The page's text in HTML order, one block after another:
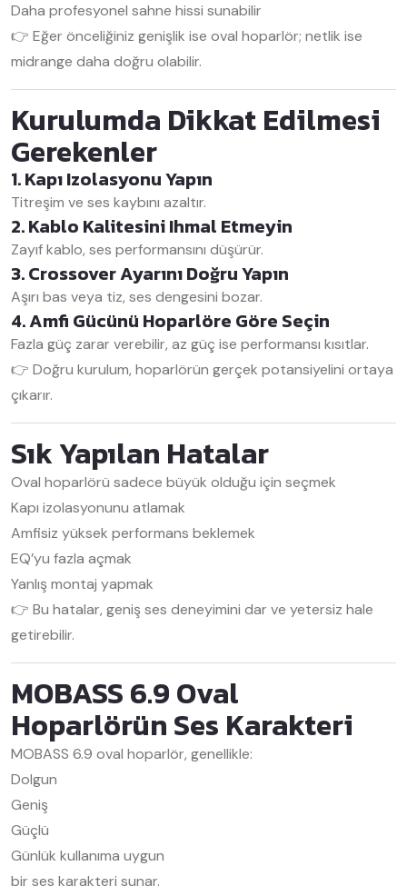
Daha profesyonel sahne hissi sunabilir
👉 Eğer önceliğiniz genişlik ise oval hoparlör; netlik ise
midrange daha doğru olabilir.
Kurulumda Dikkat Edilmesi
Gerekenler
1. Kapı Izolasyonu Yapın
Titreşim ve ses kaybını azaltır.
2. Kablo Kalitesini Ihmal Etmeyin
Zayıf kablo, ses performansını düşürür.
3. Crossover Ayarını Doğru Yapın
Aşırı bas veya tiz, ses dengesini bozar.
4. Amfi Gücünü Hoparlöre Göre Seçin
Fazla güç zarar verebilir, az güç ise performansı kısıtlar.
👉 Doğru kurulum, hoparlörün gerçek potansiyelini ortaya
çıkarır.
Sık Yapılan Hatalar
Oval hoparlörü sadece büyük olduğu için seçmek
Kapı izolasyonunu atlamak
Amfisiz yüksek performans beklemek
EQ’yu fazla açmak
Yanlış montaj yapmak
👉 Bu hatalar, geniş ses deneyimini dar ve yetersiz hale
getirebilir.
MOBASS 6.9 Oval
Hoparlörün Ses Karakteri
MOBASS 6.9 oval hoparlör, genellikle:
Dolgun
Geniş
Güçlü
Günlük kullanıma uygun
bir ses karakteri sunar.